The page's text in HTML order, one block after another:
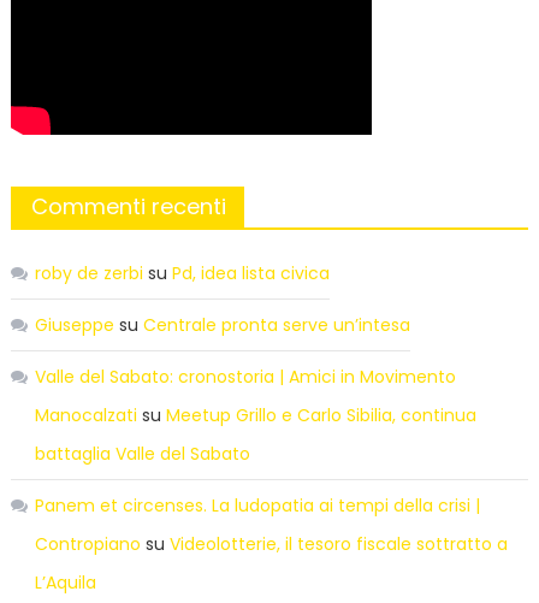
Commenti recenti
roby de zerbi su Pd, idea lista civica
Giuseppe su Centrale pronta serve un’intesa
Valle del Sabato: cronostoria | Amici in Movimento
Manocalzati su Meetup Grillo e Carlo Sibilia, continua
battaglia Valle del Sabato
Panem et circenses. La ludopatia ai tempi della crisi |
Contropiano su Videolotterie, il tesoro fiscale sottratto a
L’Aquila